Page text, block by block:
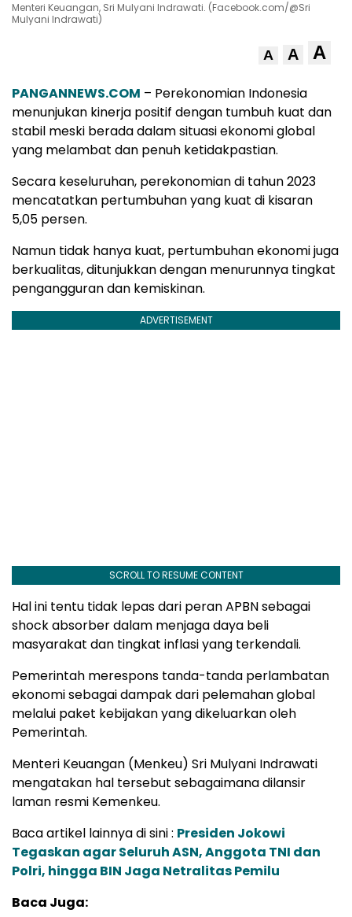
Menteri Keuangan, Sri Mulyani Indrawati. (Facebook.com/@Sri
Mulyani Indrawati)
A A A
PANGANNEWS.COM – Perekonomian Indonesia
menunjukan kinerja positif dengan tumbuh kuat dan
stabil meski berada dalam situasi ekonomi global
yang melambat dan penuh ketidakpastian.
Secara keseluruhan, perekonomian di tahun 2023
mencatatkan pertumbuhan yang kuat di kisaran
5,05 persen.
Namun tidak hanya kuat, pertumbuhan ekonomi juga
berkualitas, ditunjukkan dengan menurunnya tingkat
pengangguran dan kemiskinan.
ADVERTISEMENT
SCROLL TO RESUME CONTENT
Hal ini tentu tidak lepas dari peran APBN sebagai
shock absorber dalam menjaga daya beli
masyarakat dan tingkat inflasi yang terkendali.
Pemerintah merespons tanda-tanda perlambatan
ekonomi sebagai dampak dari pelemahan global
melalui paket kebijakan yang dikeluarkan oleh
Pemerintah.
Menteri Keuangan (Menkeu) Sri Mulyani Indrawati
mengatakan hal tersebut sebagaimana dilansir
laman resmi Kemenkeu.
Baca artikel lainnya di sini : Presiden Jokowi
Tegaskan agar Seluruh ASN, Anggota TNI dan
Polri, hingga BIN Jaga Netralitas Pemilu
Baca Juga: